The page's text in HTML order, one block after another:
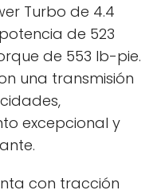
Turbo de 4.4
de 523
de 553 lb-pie.
una transmisión
excepcional y
con tracción